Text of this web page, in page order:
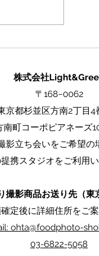
【公式ECサイ
皿」のオンラ
オープンしまし
株式会社
〒168−0062
京都杉並区方南2丁目4
南町コーポピアネーズ
影立ち会いをご希望の
携スタジオをご利用い
撮影商品お送り先（東
定後に詳細住所をご
ohta@foodphoto-
​03-6822-5058